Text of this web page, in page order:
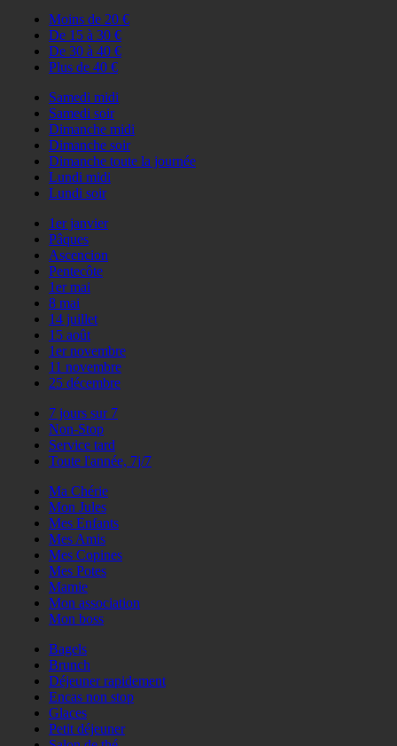
Moins de 20 €
De 15 à 30 €
De 30 à 40 €
Plus de 40 €
Samedi midi
Samedi soir
Dimanche midi
Dimanche soir
Dimanche toute la journée
Lundi midi
Lundi soir
1er janvier
Pâques
Ascencion
Pentecôte
1er mai
8 mai
14 juillet
15 août
1er novembre
11 novembre
25 décembre
7 jours sur 7
Non-Stop
Service tard
Toute l'année, 7j/7
Ma Chérie
Mon Jules
Mes Enfants
Mes Amis
Mes Copines
Mes Potes
Mamie
Mon association
Mon boss
Bagels
Brunch
Déjeuner rapidement
Encas non stop
Glaces
Petit déjeuner